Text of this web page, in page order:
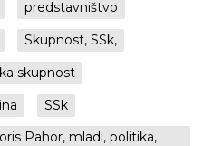
predstavništvo
Skupnost, SSk,
skupnost
SSk
Pahor, mladi, politika,